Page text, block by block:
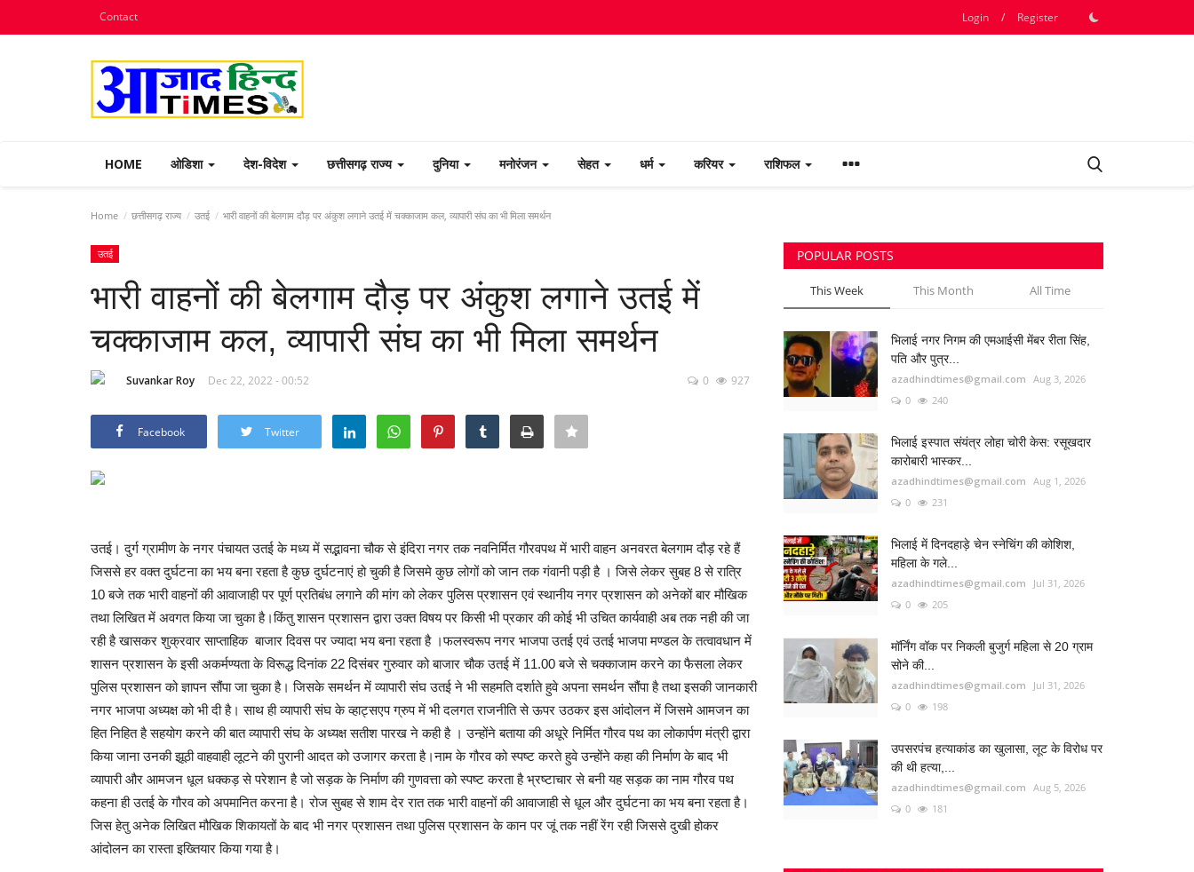
Contact Login / Register
HOME ओडिशा देश-विदेश छत्तीसगढ़ राज्य दुनिया मनोरंजन सेहत धर्म करियर राशिफल
Home छत्तीसगढ़ राज्य उतई भारी वाहनों की बेलगाम दौड़ पर अंकुश लगाने उतई में चक्काजाम कल, व्यापारी संघ का भी मिला समर्थन
उतई
भारी वाहनों की बेलगाम दौड़ पर अंकुश लगाने उतई में
चक्काजाम कल, व्यापारी संघ का भी मिला समर्थन
Suvankar Roy Dec 22, 2022 - 00:52 0 927
Facebook Twitter
उतई। दुर्ग ग्रामीण के नगर पंचायत उतई के मध्य में सद्भावना चौक से इंदिरा नगर तक नवनिर्मित गौरवपथ में भारी वाहन अनवरत बेलगाम दौड़ रहे हैं
जिससे हर वक्त दुर्घटना का भय बना रहता है कुछ दुर्घटनाएं हो चुकी है जिसमे कुछ लोगों को जान तक गंवानी पड़ी है । जिसे लेकर सुबह 8 से रात्रि
10 बजे तक भारी वाहनों की आवाजाही पर पूर्ण प्रतिबंध लगाने की मांग को लेकर पुलिस प्रशासन एवं स्थानीय नगर प्रशासन को अनेकों बार मौखिक
तथा लिखित में अवगत किया जा चुका है।किंतु शासन प्रशासन द्वारा उक्त विषय पर किसी भी प्रकार की कोई भी उचित कार्यवाही अब तक नही की जा
रही है खासकर शुक्रवार साप्ताहिक बाजार दिवस पर ज्यादा भय बना रहता है ।फलस्वरूप नगर भाजपा उतई एवं उतई भाजपा मण्डल के तत्वावधान में
शासन प्रशासन के इसी अकर्मण्यता के विरूद्ध दिनांक 22 दिसंबर गुरुवार को बाजार चौक उतई में 11.00 बजे से चक्काजाम करने का फैसला लेकर
पुलिस प्रशासन को ज्ञापन सौंपा जा चुका है। जिसके समर्थन में व्यापारी संघ उतई ने भी सहमति दर्शाते हुवे अपना समर्थन सौंपा है तथा इसकी जानकारी
नगर भाजपा अध्यक्ष को भी दी है। साथ ही व्यापारी संघ के व्हाट्सएप ग्रुप में भी दलगत राजनीति से ऊपर उठकर इस आंदोलन में जिसमे आमजन का
हित निहित है सहयोग करने की बात व्यापारी संघ के अध्यक्ष सतीश पारख ने कही है । उन्होंने बताया की अधूरे निर्मित गौरव पथ का लोकार्पण मंत्री द्वारा
किया जाना उनकी झूठी वाहवाही लूटने की पुरानी आदत को उजागर करता है।नाम के गौरव को स्पष्ट करते हुवे उन्होंने कहा की निर्माण के बाद भी
व्यापारी और आमजन धूल धक्कड़ से परेशान है जो सड़क के निर्माण की गुणवत्ता को स्पष्ट करता है भ्रष्टाचार से बनी यह सड़क का नाम गौरव पथ
कहना ही उतई के गौरव को अपमानित करना है। रोज सुबह से शाम देर रात तक भारी वाहनों की आवाजाही से धूल और दुर्घटना का भय बना रहता है।
जिस हेतु अनेक लिखित मौखिक शिकायतों के बाद भी नगर प्रशासन तथा पुलिस प्रशासन के कान पर जूं तक नहीं रेंग रही जिससे दुखी होकर
आंदोलन का रास्ता इख्तियार किया गया है।
POPULAR POSTS
This Week This Month All Time
भिलाई नगर निगम की एमआईसी मेंबर रीता सिंह,
पति और पुत्र...
azadhindtimes@gmail.com Aug 3, 2026
0
240
भिलाई इस्पात संयंत्र लोहा चोरी केस: रसूखदार
कारोबारी भास्कर...
azadhindtimes@gmail.com Aug 1, 2026
0
231
भिलाई में दिनदहाड़े चेन स्नेचिंग की कोशिश,
महिला के गले...
azadhindtimes@gmail.com
Jul 31, 2026
0
205
मॉर्निंग वॉक पर निकली बुजुर्ग महिला से 20 ग्राम
सोने की...
azadhindtimes@gmail.com
Jul 31, 2026
0
198
उपसरपंच हत्याकांड का खुलासा, लूट के विरोध पर
की थी हत्या,...
azadhindtimes@gmail.com Aug 5, 2026
0
181